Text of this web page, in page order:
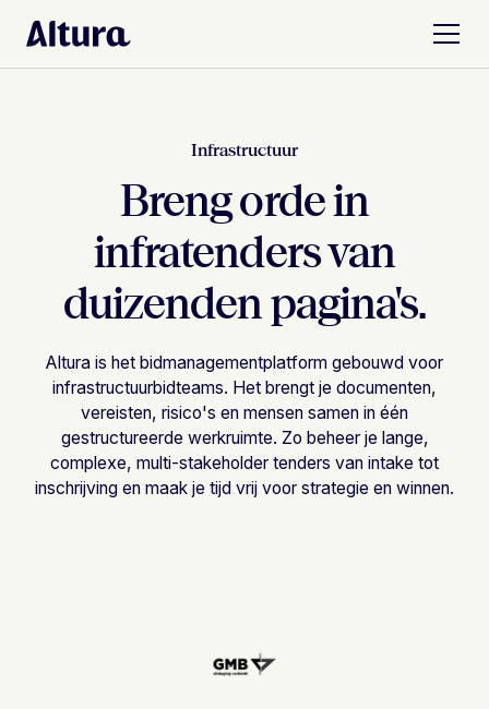
Infrastructuur
Breng orde in
infratenders van
duizenden pagina's.
Altura is het bidmanagementplatform gebouwd voor
infrastructuurbidteams. Het brengt je documenten,
vereisten, risico's en mensen samen in één
gestructureerde werkruimte. Zo beheer je lange,
complexe, multi-stakeholder tenders van intake tot
inschrijving en maak je tijd vrij voor strategie en winnen.